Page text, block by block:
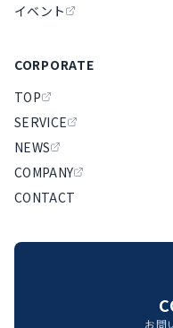
イベント
CORPORATE
TOP
SERVICE
NEWS
COMPANY
CONTACT
お問